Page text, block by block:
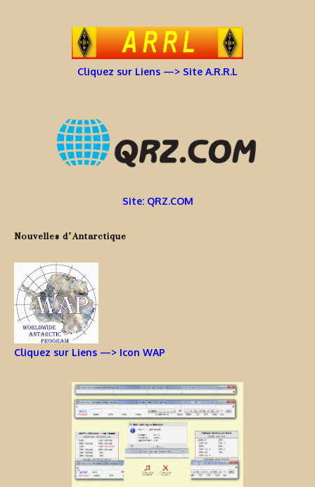
Cliquez sur Liens —> Site A.R.R.L
Site: QRZ.COM
Nouvelles d’Antarctique
Cliquez sur Liens —> Icon WAP